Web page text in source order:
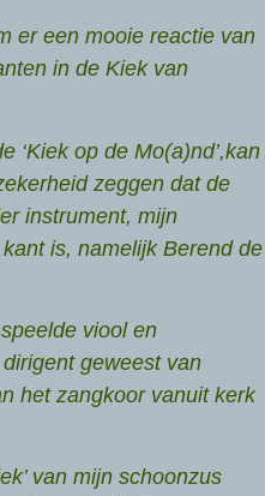
er een mooie reactie van
in de Kiek van
‘Kiek op de Mo(a)nd’,kan
zeggen dat de
instrument, mijn
is, namelijk Berend de
viool en
geweest van
het zangkoor vanuit kerk
van mijn schoonzus